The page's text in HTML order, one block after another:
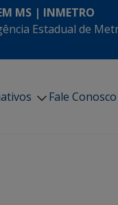
MS | INMETRO
Estadual de
Fale Conosco